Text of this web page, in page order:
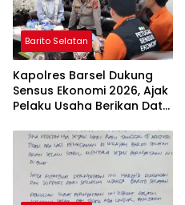
Barito Selatan
Kapolres Barsel Dukung
Sensus Ekonomi 2026, Ajak
Pelaku Usaha Berikan Data